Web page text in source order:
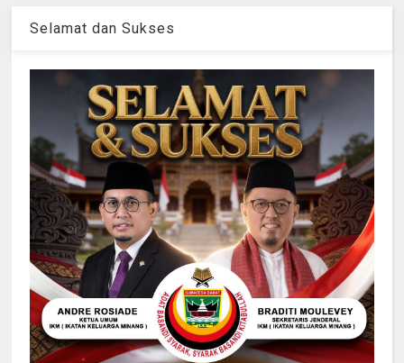
Selamat dan Sukses